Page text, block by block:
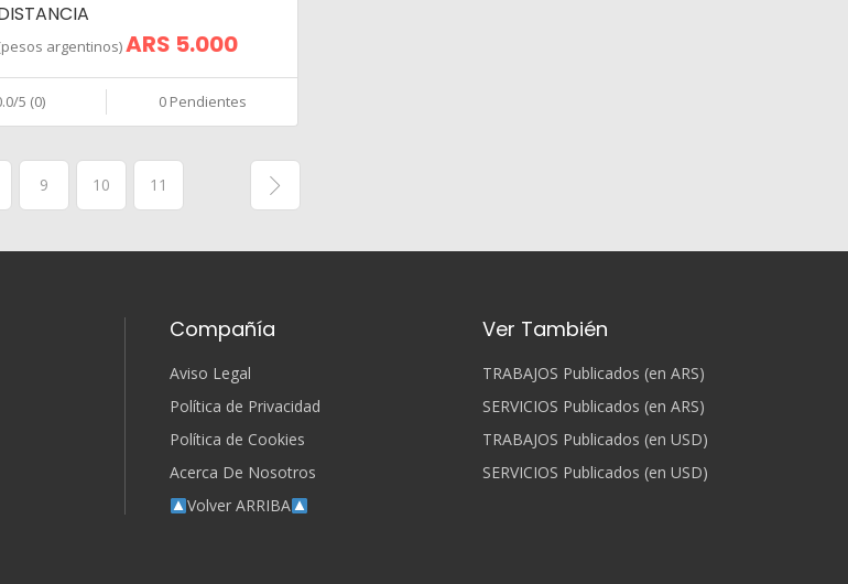
argentinos)ARS 5.000
5 (0) 0 Pendientes
9 10 11
Compañía
Aviso Legal
Política de Privacidad
Política de Cookies
Acerca De Nosotros
Volver ARRIBA
Ver También
TRABAJOS Publicados (en ARS)
SERVICIOS Publicados (en ARS)
TRABAJOS Publicados (en USD)
SERVICIOS Publicados (en USD)